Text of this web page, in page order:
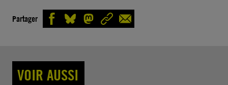
Partager
VOIR AUSSI